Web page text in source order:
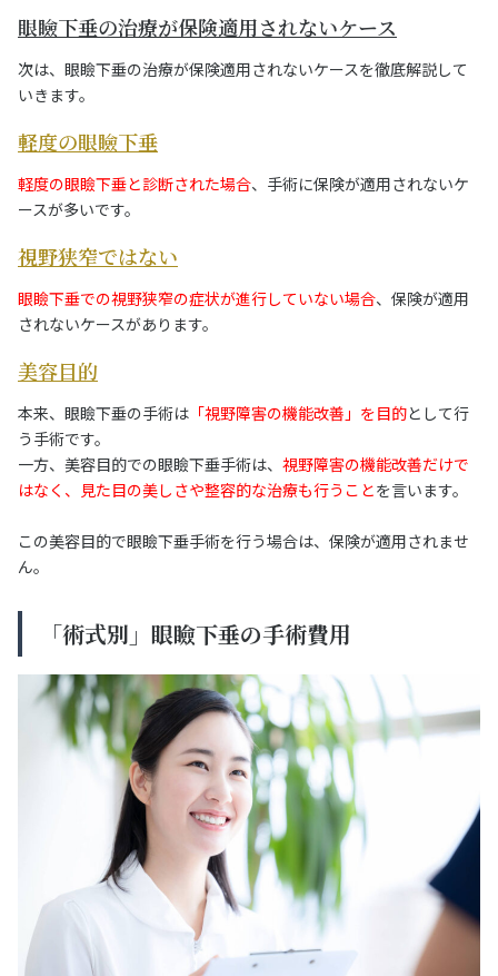
眼瞼下垂の治療が保険適用されないケース
次は、眼瞼下垂の治療が保険適用されないケースを徹底解説して
いきます。
軽度の眼瞼下垂
軽度の眼瞼下垂と診断された場合、手術に保険が適用されないケ
ースが多いです。
視野狭窄ではない
眼瞼下垂での視野狭窄の症状が進行していない場合、保険が適用
されないケースがあります。
美容目的
本来、眼瞼下垂の手術は 「視野障害の機能改善」を目的として行
う手術です。
一方、美容目的での眼瞼下垂手術は、 視野障害の機能改善だけで
はなく、見た目の美しさや整容的な治療も行うことを言います。
この美容目的で眼瞼下垂手術を行う場合は、保険が適用されませ
ん。
「術式別」眼瞼下垂の手術費用